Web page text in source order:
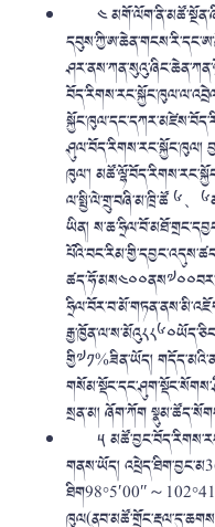
༤
ཤུལ་བོད་རིགས་རང་སྐྱོང་ཁུལ།
ཁུལ༌།
ལ་སྤྱི་ལེ་གྲུ་བཞི་མ་ཁྲི་ཚོ ༦
ཡིན།
གྱི༧༡%ཟིན་ཡོད།
སྲན་མ། ཞོག་ཀོག
༥
གནས་ཡོད།
ཐིག98°5′00″～